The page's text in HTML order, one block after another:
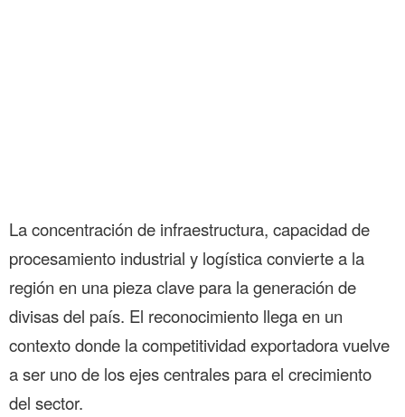
La concentración de infraestructura, capacidad de
procesamiento industrial y logística convierte a la
región en una pieza clave para la generación de
divisas del país. El reconocimiento llega en un
contexto donde la competitividad exportadora vuelve
a ser uno de los ejes centrales para el crecimiento
del sector.